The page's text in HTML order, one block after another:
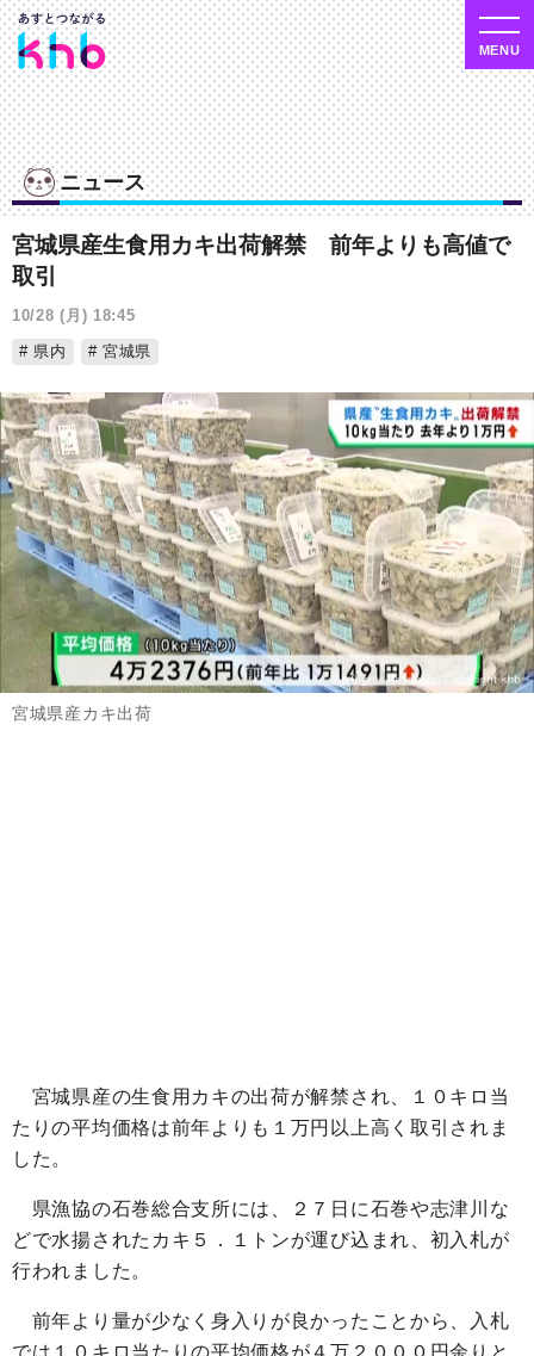
ニュース
宮城県産生食用カキ出荷解禁 前年よりも高値で
取引
10/28 (月) 18:45
県内
宮城県
宮城県産カキ出荷
宮城県産の生食用カキの出荷が解禁され、１０キロ当
たりの平均価格は前年よりも１万円以上高く取引されま
した。
県漁協の石巻総合支所には、２７日に石巻や志津川な
どで水揚されたカキ５．１トンが運び込まれ、初入札が
行われました。
前年より量が少なく身入りが良かったことから、入札